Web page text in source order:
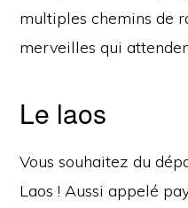
multiples chemins de
merveilles qui
Le laos
Vous souhaitez du
Laos ! Aussi appelé